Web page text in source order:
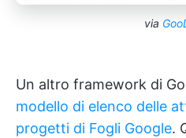
via
Un altro framework di
modello di elenco delle
progetti di Fogli Google.